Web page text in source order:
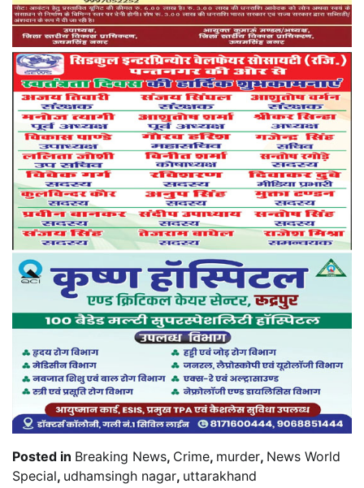
Posted in Breaking News, Crime, murder, News World
Special, udhamsingh nagar, uttarakhand